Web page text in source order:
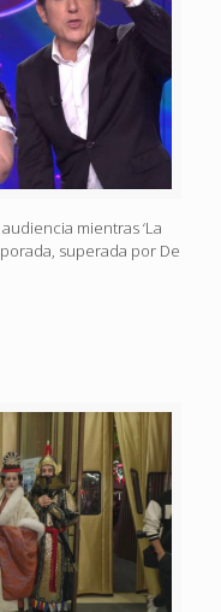
mientras ‘La
superada por De